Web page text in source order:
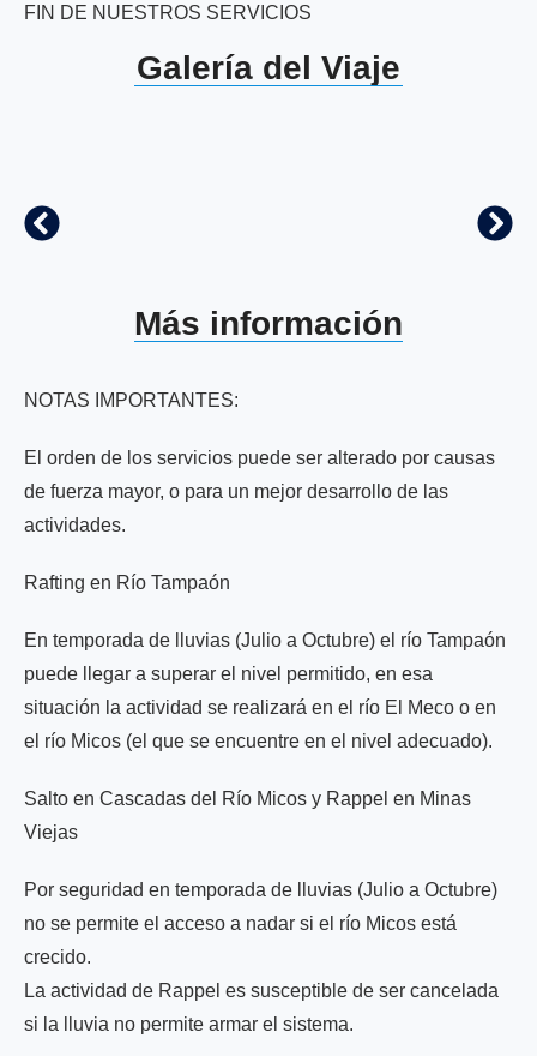
FIN DE NUESTROS SERVICIOS
Galería del Viaje
Más información
NOTAS IMPORTANTES:
El orden de los servicios puede ser alterado por causas
de fuerza mayor, o para un mejor desarrollo de las
actividades.
Rafting en Río Tampaón
En temporada de lluvias (Julio a Octubre) el río Tampaón
puede llegar a superar el nivel permitido, en esa
situación la actividad se realizará en el río El Meco o en
el río Micos (el que se encuentre en el nivel adecuado).
Salto en Cascadas del Río Micos y Rappel en Minas
Viejas
Por seguridad en temporada de lluvias (Julio a Octubre)
no se permite el acceso a nadar si el río Micos está
crecido.
La actividad de Rappel es susceptible de ser cancelada
si la lluvia no permite armar el sistema.